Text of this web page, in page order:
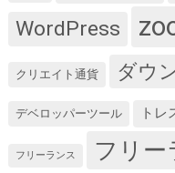
WordPress
クリエイト通貨 ダウ
デベロッパーツール トレ
フリーランス フリー